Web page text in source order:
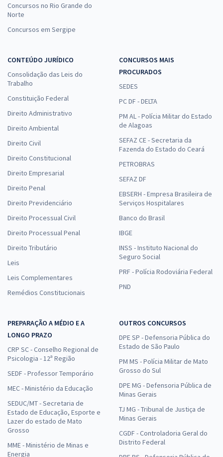
Concursos no Rio Grande do
Norte
Concursos em Sergipe
CONTEÚDO JURÍDICO
Consolidação das Leis do
Trabalho
Constituição Federal
Direito Administrativo
Direito Ambiental
Direito Civil
Direito Constitucional
Direito Empresarial
Direito Penal
Direito Previdenciário
Direito Processual Civil
Direito Processual Penal
Direito Tributário
Leis
Leis Complementares
Remédios Constitucionais
CONCURSOS MAIS
PROCURADOS
SEDES
PC DF - DELTA
PM AL - Polícia Militar do Estado
de Alagoas
SEFAZ CE - Secretaria da
Fazenda do Estado do Ceará
PETROBRAS
SEFAZ DF
EBSERH - Empresa Brasileira de
Serviços Hospitalares
Banco do Brasil
IBGE
INSS - Instituto Nacional do
Seguro Social
PRF - Polícia Rodoviária Federal
PND
PREPARAÇÃO A MÉDIO E A
LONGO PRAZO
CRP SC - Conselho Regional de
Psicologia - 12ª Região
SEDF - Professor Temporário
MEC - Ministério da Educação
SEDUC/MT - Secretaria de
Estado de Educação, Esporte e
Lazer do estado de Mato
Grosso
MME - Ministério de Minas e
Energia
OUTROS CONCURSOS
DPE SP - Defensoria Pública do
Estado de São Paulo
PM MS - Polícia Militar de Mato
Grosso do Sul
DPE MG - Defensoria Pública de
Minas Gerais
TJ MG - Tribunal de Justiça de
Minas Gerais
CGDF - Controladoria Geral do
Distrito Federal